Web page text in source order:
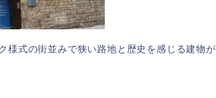
様式の街並みで狭い路地と歴史を感じる建物が